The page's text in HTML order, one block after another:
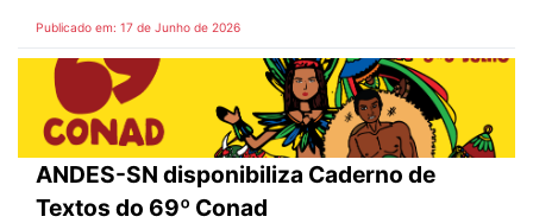
Publicado em: 17 de Junho de 2026
ANDES-SN disponibiliza Caderno de
Textos do 69º Conad